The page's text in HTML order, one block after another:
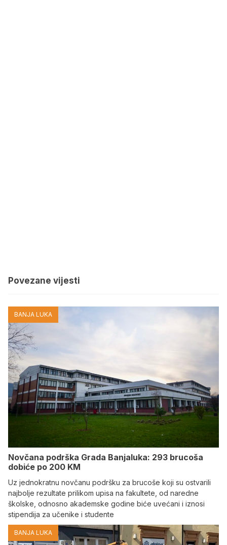
Povezane vijesti
BANJA LUKA
Novčana podrška Grada Banjaluka: 293 brucoša
dobiće po 200 KM
Uz jednokratnu novčanu podršku za brucoše koji su ostvarili
najbolje rezultate prilikom upisa na fakultete, od naredne
školske, odnosno akademske godine biće uvećani i iznosi
stipendija za učenike i studente
BANJA LUKA